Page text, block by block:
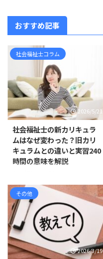
おすすめ記事
社会福祉士コラム
2026/5/21
社会福祉士の新カリキュラ
ムはなぜ変わった？旧カリ
キュラムとの違いと実習240
時間の意味を解説
すでに現在の標準です 社会福祉
士を目指して情報収集をしている
と、 「新カリキュラム」「旧カ
リキュラム」「相談援助実習」
「ソーシャルワーク実習」「実習
180時間」「実習240時間」 とい
った言葉が出てきて、混乱してし
まう方も多いのではないでしょう
その他
2026/3/19